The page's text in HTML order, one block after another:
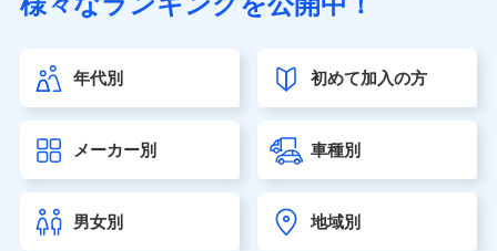
（https://www.sonylife.co.jp）
第一ネオ生命保険株式会社（https://neofirst.co.jp/）
大樹生命保険株式会社（https://www.taiju-life.co.jp）
seimei.co.jp）
チューリッヒ生命保険株式会社
東京海上日動あんしん生命保険株式会社
年代別 初めて加入の方
メーカー別 車種別
男女別 地域別